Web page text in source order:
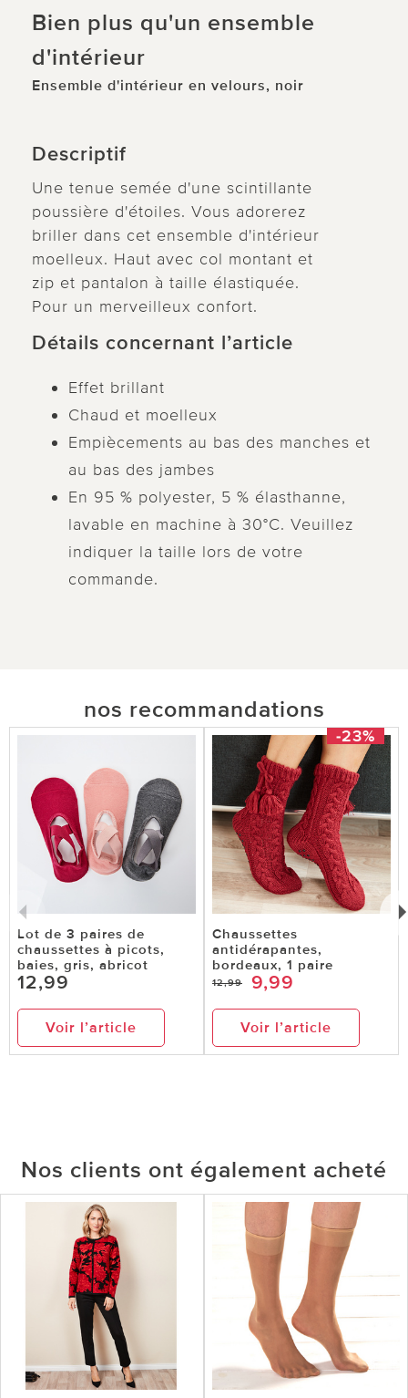
Bien plus qu'un ensemble
d'intérieur
Ensemble d'intérieur en velours, noir
Descriptif
Une tenue semée d'une scintillante
poussière d'étoiles. Vous adorerez
briller dans cet ensemble d'intérieur
moelleux. Haut avec col montant et
zip et pantalon à taille élastiquée.
Pour un merveilleux confort.
Détails concernant l’article
Effet brillant
Chaud et moelleux
Empiècements au bas des manches et
au bas des jambes
En 95 % polyester, 5 % élasthanne,
lavable en machine à 30°C. Veuillez
indiquer la taille lors de votre
commande.
nos recommandations
Lot de 3 paires de
chaussettes à picots,
baies, gris, abricot
12,99
Voir l’article
-23%
Chaussettes
antidérapantes,
bordeaux, 1 paire
12,99 9,99
Voir l’article
Nos clients ont également acheté